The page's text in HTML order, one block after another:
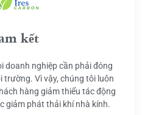
kết
doanh nghiệp cần phải đóng
trường. Vì vậy, chúng tôi luôn
hàng giảm thiểu tác động
giảm phát thải khí nhà kính.